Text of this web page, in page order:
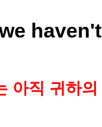
아직 귀하